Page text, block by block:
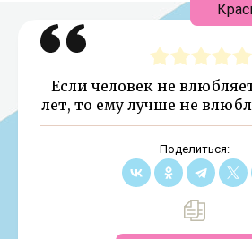
Если человек не
лет, то ему лучше не
Поделиться: